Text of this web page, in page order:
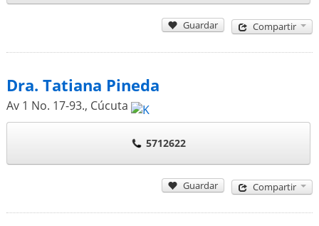
Guardar Compartir
Dra. Tatiana Pineda
Av 1 No. 17-93., Cúcuta
5712622
Guardar Compartir